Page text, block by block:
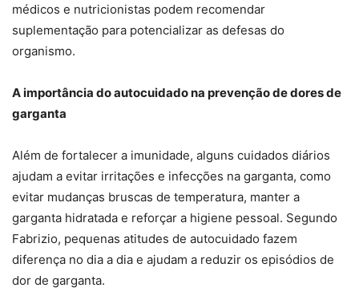
médicos e nutricionistas podem recomendar
suplementação para potencializar as defesas do
organismo.
A importância do autocuidado na prevenção de dores de
garganta
Além de fortalecer a imunidade, alguns cuidados diários
ajudam a evitar irritações e infecções na garganta, como
evitar mudanças bruscas de temperatura, manter a
garganta hidratada e reforçar a higiene pessoal. Segundo
Fabrizio, pequenas atitudes de autocuidado fazem
diferença no dia a dia e ajudam a reduzir os episódios de
dor de garganta.